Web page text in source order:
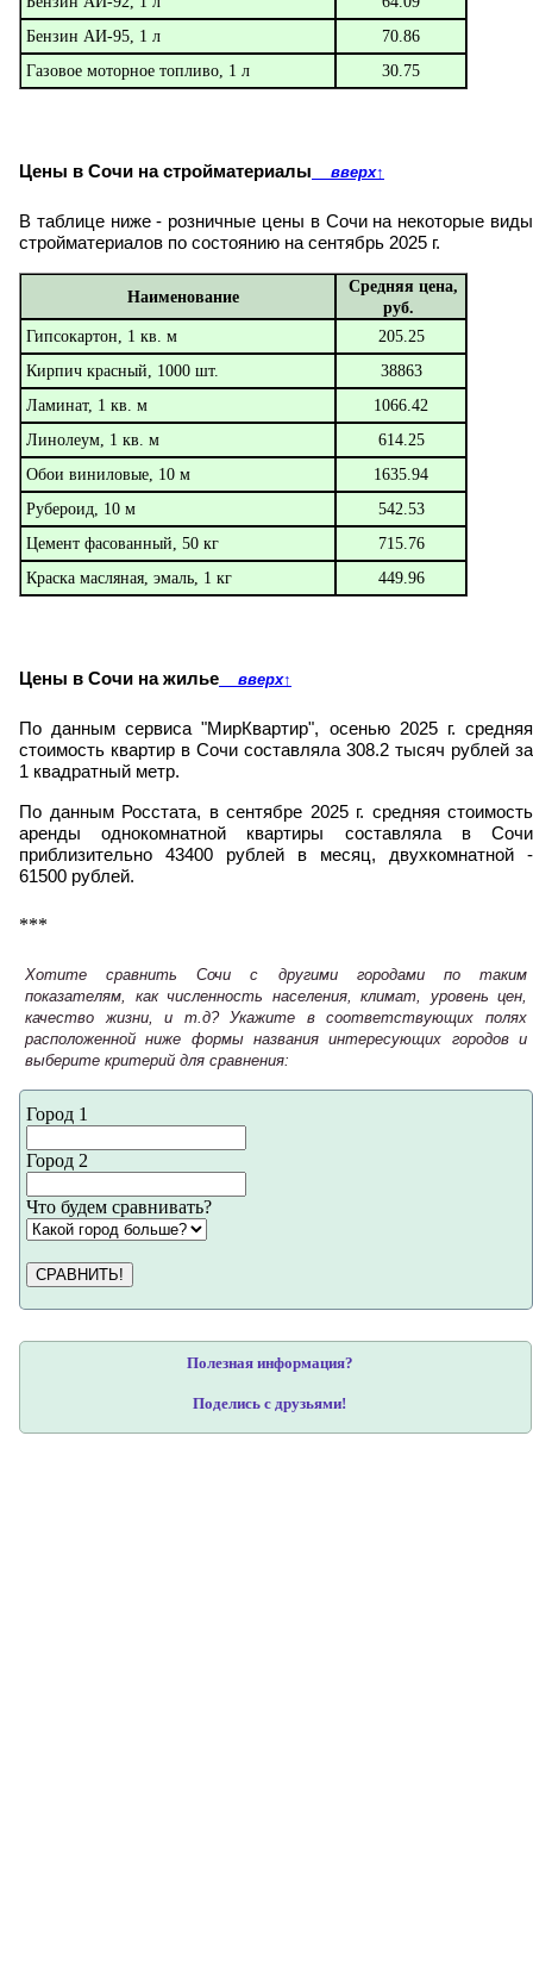
Бензин АИ-95, 1 л
70.86
Газовое моторное топливо, 1 л
30.75
Цены в Сочи на стройматериалы вверх↑
В таблице ниже - розничные цены в Сочи на некоторые виды
стройматериалов по состоянию на сентябрь 2025 г.
Наименование
Средняя цена,
руб.
Гипсокартон, 1 кв. м
205.25
Кирпич красный, 1000 шт.
38863
Ламинат, 1 кв. м
1066.42
Линолеум, 1 кв. м
614.25
Обои виниловые, 10 м
1635.94
Рубероид, 10 м
542.53
Цемент фасованный, 50 кг
715.76
Краска масляная, эмаль, 1 кг
449.96
Цены в Сочи на жилье вверх↑
По данным сервиса "МирКвартир", осенью 2025 г. средняя
стоимость квартир в Сочи составляла 308.2 тысяч рублей за
1 квадратный метр.
По данным Росстата, в сентябре 2025 г. средняя стоимость
аренды однокомнатной квартиры составляла в Сочи
приблизительно 43400 рублей в месяц, двухкомнатной -
61500 рублей.
***
Хотите сравнить Сочи с другими городами по таким
показателям, как численность населения, климат, уровень цен,
качество жизни, и т.д? Укажите в соответствующих полях
расположенной ниже формы названия интересующих городов и
выберите критерий для сравнения:
Город 1
Город 2
Что будем сравнивать?
СРАВНИТЬ!
Полезная информация?
Поделись с друзьями!